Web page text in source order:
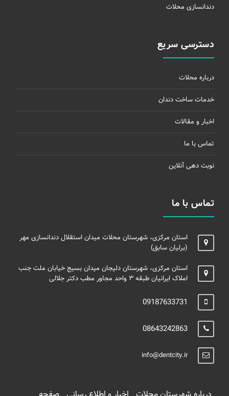
دندانسازی محلات
دسترسی سریع
درباره محلات
خدمات ساخت دندان
اخبار و مقالات
تماس با ما
نوبت دهی آنلاین
تماس با ما
استان مرکزی، شهرستان محلات میدان استقلال دندانسازی مهر
(برلیان سابق)
استان مرکزی، شهرستان دلیجان میدان بسیج خیابان ملت جنب
املاک ایرانیان طبقه ۳ واحد مجاور مطب دکتر جلالی
09187633731
08643242863
info@dentcity.ir